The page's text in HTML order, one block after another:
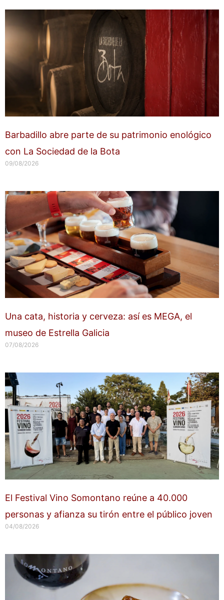
Barbadillo abre parte de su patrimonio enológico
con La Sociedad de la Bota
09/08/2026
Una cata, historia y cerveza: así es MEGA, el
museo de Estrella Galicia
07/08/2026
El Festival Vino Somontano reúne a 40.000
personas y afianza su tirón entre el público joven
04/08/2026